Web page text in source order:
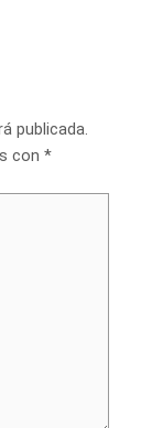
publicada.
con*